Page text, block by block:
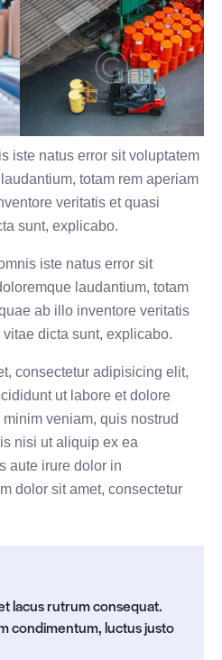
iste natus error sit voluptatem
totam rem aperiam
veritatis et quasi
sunt, explicabo.
iste natus error sit
laudantium, totam
ab illo inventore veritatis
dicta sunt, explicabo.
consectetur adipisicing elit,
ut labore et dolore
veniam, quis nostrud
nisi ut aliquip ex ea
aute irure dolor in
dolor sit amet, consectetur
lacus rutrum consequat.
condimentum, luctus justo